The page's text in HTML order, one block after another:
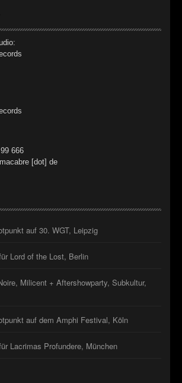
666
[dot] de
auf 30. WGT, Leipzig
Lord of the Lost, Berlin
Milicent + Aftershowparty, Subkultur,
auf dem Amphi Festival, Köln
Lacrimas Profundere, München